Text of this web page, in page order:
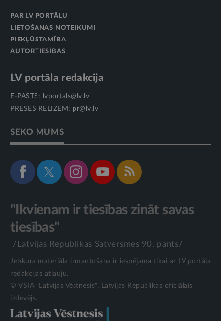
PAR LV PORTĀLU
LIETOŠANAS NOTEIKUMI
PIEKĻŪSTAMĪBA
AUTORTIESĪBAS
LV portāla redakcija
E-PASTS:
lvportals@lv.lv
PRESES RELĪZĒM: pr@lv.lv
SEKO MUMS
"Ikvienam ir tiesības zināt savas
tiesības"
/Latvijas Republikas Satversmes 90. pants/
Jebkura materiāla izmantošana ir iespējama tikai ar LV portāla
redakcijas atļauju.
© VSIA "Latvijas Vēstnesis", Latvijas Republikas oficiālais
izdevējs.